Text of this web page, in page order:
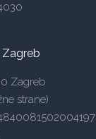
Zagreb
Zagreb
strane)